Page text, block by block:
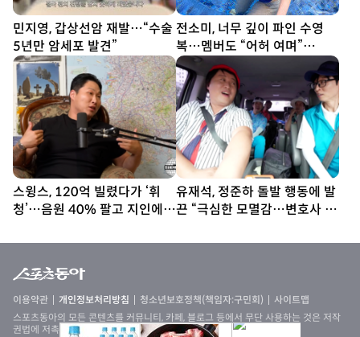
민지영, 갑상선암 재발…“수술
5년만 암세포 발견”
전소미, 너무 깊이 파인 수영
복…멤버도 “어허 여며”
[DA★]
스윙스, 120억 빌렸다가 ‘휘
청’…음원 40% 팔고 지인에
유재석, 정준하 돌발 행동에 발
끈 “극심한 모멸감…변호사 부
이용약관 개인정보처리방침 청소년보호정책(책임자:구민회)
사이트맵
스포츠동아의 모든 콘텐츠를 커뮤니티, 카페, 블로그 등에서 무단 사용하는 것은 저작
권법에 저촉되며, 법적 제재를 받을 수 있습니다